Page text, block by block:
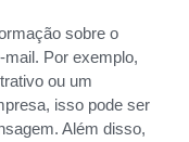
sobre o
Por exemplo,
ou um
isso pode ser
Além disso,